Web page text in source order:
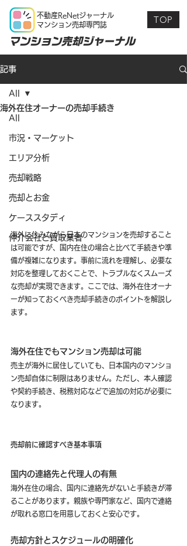
不動産ReNetジャーナル
マンション売却専門誌
マンション売却ジャーナル
TOP
記事
All
市況・マーケット
エリア分析
売却戦略
売却とお金
ケーススタディ
仲介会社と買取業者
All
海外在住オーナーの売却手続き
海外に住みながら日本のマンションを売却すること
は可能ですが、国内在住の場合と比べて手続きや準
備が複雑になります。事前に流れを理解し、必要な
対応を整理しておくことで、トラブルなくスムーズ
な売却が実現できます。ここでは、海外在住オーナ
ーが知っておくべき売却手続きのポイントを解説し
ます。
海外在住でもマンション売却は可能
売主が海外に居住していても、日本国内のマンショ
ン売却自体に制限はありません。ただし、本人確認
や契約手続き、税務対応などで追加の対応が必要に
なります。
売却前に確認すべき基本事項
国内の連絡先と代理人の有無
海外在住の場合、国内に連絡先がないと手続きが滞
ることがあります。親族や専門家など、国内で連絡
が取れる窓口を用意しておくと安心です。
売却方針とスケジュールの明確化